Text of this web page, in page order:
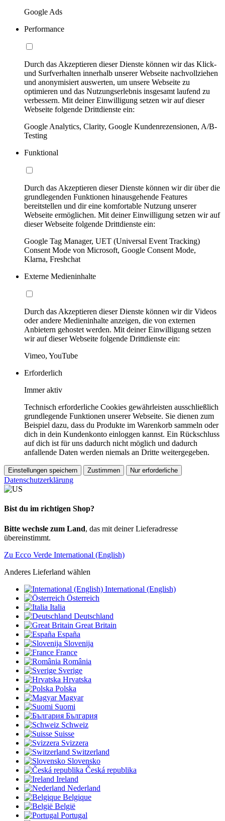
Google Ads
Performance
Durch das Akzeptieren dieser Dienste können wir das Klick-
und Surfverhalten innerhalb unserer Webseite nachvollziehen
und anonymisiert auswerten, um unsere Webseite zu
optimieren und das Nutzungserlebnis insgesamt laufend zu
verbessern. Mit deiner Einwilligung setzen wir auf dieser
Webseite folgende Drittdienste ein:
Google Analytics, Clarity, Google Kundenrezensionen, A/B-
Testing
Funktional
Durch das Akzeptieren dieser Dienste können wir dir über die
grundlegenden Funktionen hinausgehende Features
bereitstellen und dir eine komfortable Nutzung unserer
Webseite ermöglichen. Mit deiner Einwilligung setzen wir auf
dieser Webseite folgende Drittdienste ein:
Google Tag Manager, UET (Universal Event Tracking)
Consent Mode von Microsoft, Google Consent Mode,
Klarna, Freshchat
Externe Medieninhalte
Durch das Akzeptieren dieser Dienste können wir dir Videos
oder andere Medieninhalte anzeigen, die von externen
Anbietern gehostet werden. Mit deiner Einwilligung setzen
wir auf dieser Webseite folgende Drittdienste ein:
Vimeo, YouTube
Erforderlich
Immer aktiv
Technisch erforderliche Cookies gewährleisten ausschließlich
grundlegende Funktionen unserer Webseite. Sie dienen zum
Beispiel dazu, dass du Produkte im Warenkorb sammeln oder
dich in dein Kundenkonto einloggen kannst. Ein Rückschluss
auf dich ist für uns dadurch nicht möglich und dadurch
anfallende Daten werden niemals an Dritte weitergegeben.
Einstellungen speichern Zustimmen Nur erforderliche
Datenschutzerklärung
Bist du im richtigen Shop?
Bitte wechsle zum Land, das mit deiner Lieferadresse
übereinstimmt.
Zu Ecco Verde International (English)
Anderes Lieferland wählen
International (English)
Österreich
Italia
Deutschland
Great Britain
España
Slovenija
France
România
Sverige
Hrvatska
Polska
Magyar
Suomi
България
Schweiz
Suisse
Svizzera
Switzerland
Slovensko
Česká republika
Ireland
Nederland
Belgique
België
Portugal